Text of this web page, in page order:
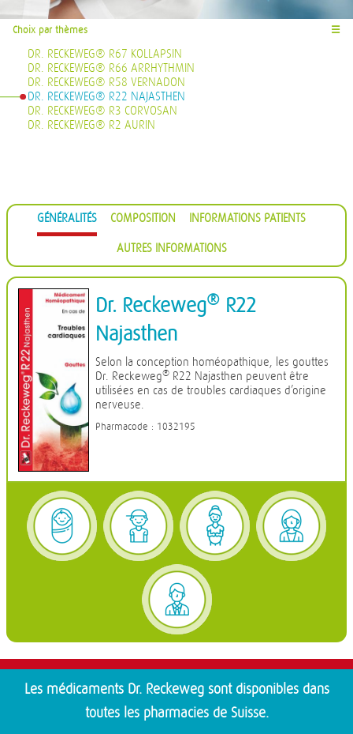
Choix par thèmes ☰
DR. RECKEWEG® R67 KOLLAPSIN
DR. RECKEWEG® R66 ARRHYTHMIN
DR. RECKEWEG® R58 VERNADON
DR. RECKEWEG® R22 NAJASTHEN
DR. RECKEWEG® R3 CORVOSAN
DR. RECKEWEG® R2 AURIN
GÉNÉRALITÉS COMPOSITION INFORMATIONS PATIENTS
AUTRES INFORMATIONS
Dr. Reckeweg® R22
Najasthen
Selon la conception homéopathique, les gouttes
Dr. Reckeweg® R22 Najasthen peuvent être
utilisées en cas de troubles cardiaques d’origine
nerveuse.
Pharmacode : 1032195
Les médicaments Dr. Reckeweg sont disponibles dans
toutes les pharmacies de Suisse.